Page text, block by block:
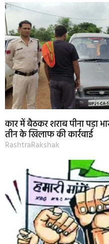
कार में बैठकर शराब पीना पड़ा
तीन के खिलाफ की कार्रवाई
RashtraRakshak